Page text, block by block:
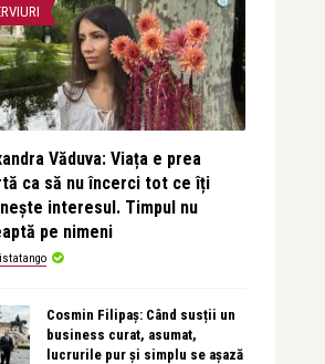
Văduva: Viața e prea
ca să nu încerci tot ce îți
interesul. Timpul nu
pe nimeni
Cosmin Filipaș: Când susții un
business curat, asumat,
lucrurile pur și simplu se așază